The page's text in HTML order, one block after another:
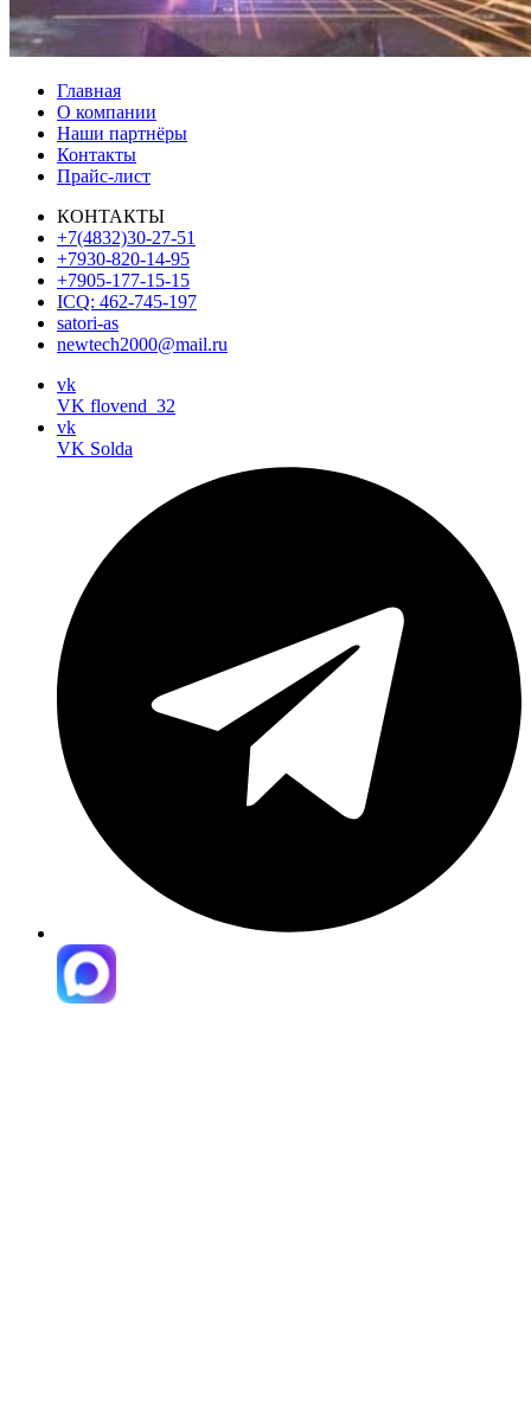
Главная
О компании
Наши партнёры
Контакты
Прайс-лист
КОНТАКТЫ
+7(4832)30-27-51
+7930-820-14-95
+7905-177-15-15
ICQ: 462-745-197
satori-as
newtech2000@mail.ru
vk
VK flovend_32
vk
VK Solda